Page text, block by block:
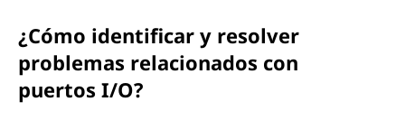
¿Cómo identificar y resolver
problemas relacionados con
puertos I/O?